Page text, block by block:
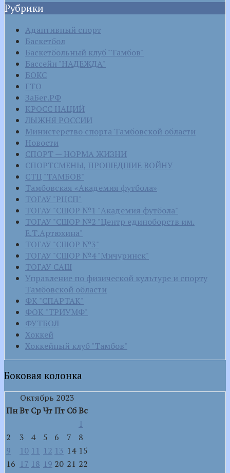
Рубрики
Адаптивный спорт
Баскетбол
Баскетбольный клуб "Тамбов"
Бассейн "НАДЕЖДА"
БОКС
ГТО
ЗаБег.РФ
КРОСС НАЦИЙ
ЛЫЖНЯ РОССИИ
Министерство спорта Тамбовской области
Новости
СПОРТ — НОРМА ЖИЗНИ
СПОРТСМЕНЫ, ПРОШЕДШИЕ ВОЙНУ
СТЦ "ТАМБОВ"
Тамбовская «Академия футбола»
ТОГАУ "РЦСП"
ТОГАУ "СШОР №1 "Академия футбола"
ТОГАУ "СШОР №2 "Центр единоборств им.
Е.Т.Артюхина"
ТОГАУ "СШОР №3"
ТОГАУ "СШОР №4 "Мичуринск"
ТОГАУ САШ
Управление по физической культуре и спорту
Тамбовской области
ФК "СПАРТАК"
ФОК "ТРИУМФ"
ФУТБОЛ
Хоккей
Хоккейный клуб "Тамбов"
Боковая колонка
Октябрь 2023
ПнВт СрЧтПт СбВс
1
2
3 4 5 6 7
8
9
10 11 12 13 14 15
16 17 18 19 20 21 22